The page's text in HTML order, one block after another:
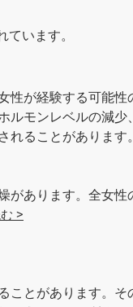
ています。
性が経験する可能性
ルモンレベルの減少
れることがあります
があります。全女性
>
ことがあります。そ